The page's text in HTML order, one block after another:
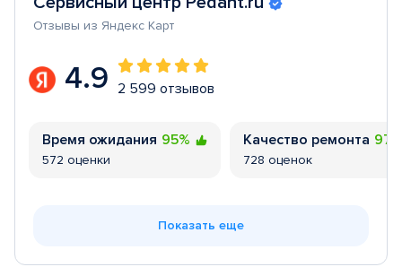
Отзывы из Яндекс Карт
4.9 2 599 отзывов
Время ожидания 95%
572 оценки
Качество ремонта
728 оценок
Показать еще